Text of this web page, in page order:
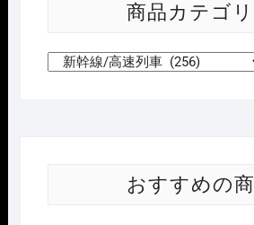
商品カテゴ
おすすめの